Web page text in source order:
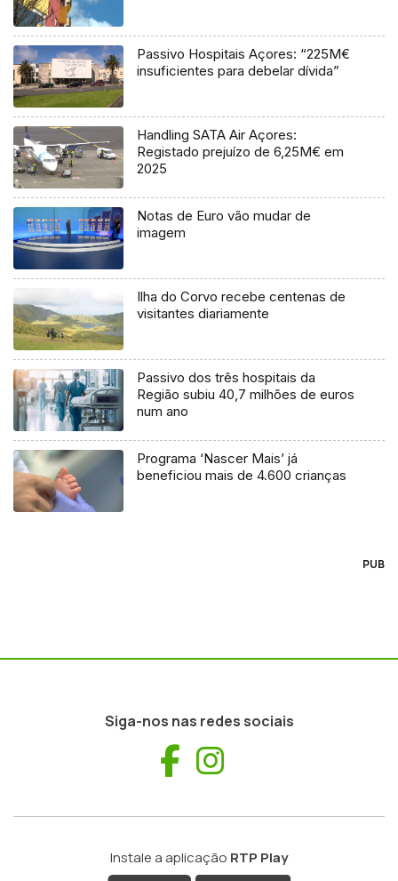
Passivo Hospitais Açores: “225M€
insuficientes para debelar dívida”
Handling SATA Air Açores:
Registado prejuízo de 6,25M€ em
2025
Notas de Euro vão mudar de
imagem
Ilha do Corvo recebe centenas de
visitantes diariamente
Passivo dos três hospitais da
Região subiu 40,7 milhões de euros
num ano
Programa ‘Nascer Mais’ já
beneficiou mais de 4.600 crianças
PUB
Siga-nos nas redes sociais
Facebook
Instale a aplicação RTP Play